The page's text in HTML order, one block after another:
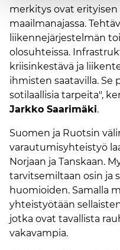
merkitys ovat erityisen
maailmanajassa.
liikennejärjestelmän
olosuhteissa.
kriisinkestävä ja
ihmisten saatavilla. Se
sotilaallisia tarpeita",
Jarkko Saarimäki.
Suomen ja Ruotsin
varautumisyhteistyö
Norjaan ja Tanskaan.
tarvitsemiltaan osin ja
huomioiden. Samalla
yhteistyötään
jotka ovat tavallista
vakavampia.